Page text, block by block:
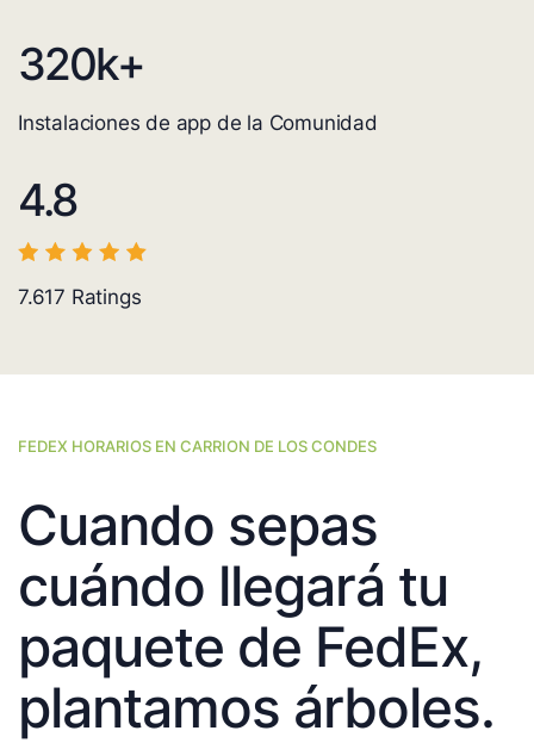
320k+
Instalaciones de app de la Comunidad
4.8
7.617 Ratings
FEDEX HORARIOS EN CARRION DE LOS CONDES
Cuando sepas
cuándo llegará tu
paquete de FedEx,
plantamos árboles.